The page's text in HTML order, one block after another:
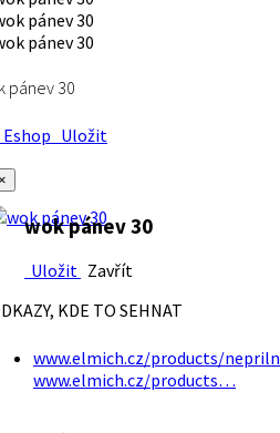
pánev 30
Uložit
wok pánev 30
Uložit Zavřít
KDE TO SEHNAT
www.elmich.cz/products/
www.elmich.cz/products…